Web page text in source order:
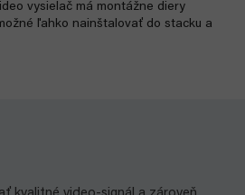
vysielač má montážne diery
ľahko nainštalovať do stacku a